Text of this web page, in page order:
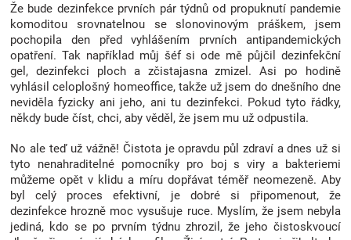
Že bude dezinfekce prvních pár týdnů od propuknutí pandemie
komoditou srovnatelnou se slonovinovým práškem, jsem
pochopila den před vyhlášením prvních antipandemických
opatření. Tak například můj šéf si ode mě půjčil dezinfekční
gel, dezinfekci ploch a zčistajasna zmizel. Asi po hodině
vyhlásil celoplošný homeoffice, takže už jsem do dnešního dne
neviděla fyzicky ani jeho, ani tu dezinfekci. Pokud tyto řádky,
někdy bude číst, chci, aby věděl, že jsem mu už odpustila.
No ale teď už vážně! Čistota je opravdu půl zdraví a dnes už si
tyto nenahraditelné pomocníky pro boj s viry a bakteriemi
můžeme opět v klidu a míru dopřávat téměř neomezeně. Aby
byl celý proces efektivní, je dobré si připomenout, že
dezinfekce hrozně moc vysušuje ruce. Myslím, že jsem nebyla
jediná, kdo se po prvním týdnu zhrozil, že jeho čistoskvoucí